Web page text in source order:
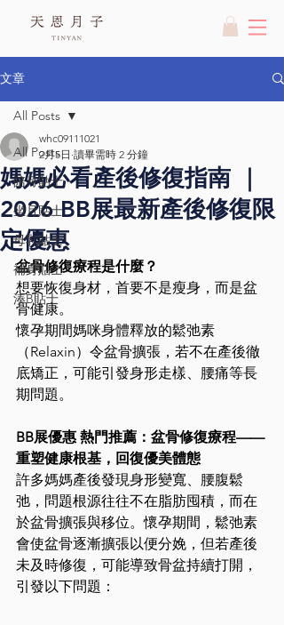
文章
All Posts
陪月貼士
坐月貼士
母乳貼士
補身貼士
湊B貼士
All Posts
媽媽必看產後修復指南 ｜
2026 BB展最新產後修復限
定優惠
whc09111021
2月5日 讀畢需時 2 分鐘
盆骨修復療程是什麼？
想要恢復身材，首要不是瘦身，而是盆
骨健康。
懷孕期間媽咪身體釋放的鬆弛素
（Relaxin）令盆骨擴張，若不在產後徹
底矯正，可能引發身形走樣、腰痛等長
期問題。
BB展優惠 熱門推薦：盆骨修復療程——
重塑健康根基，回復優美體態
許多媽媽產後發現身形變寬、腰腹鬆
弛，問題根源往往不在脂肪囤積，而在
於盆骨擴張與移位。懷孕期間，鬆弛素
會使盆骨逐漸擴張以便分娩，但若產後
未及時修復，可能導致骨盆持續打開，
引發以下問題：